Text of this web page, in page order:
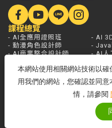
課程總覽
- AI全應用證照班
- 動漫角色設計師
- AI商業整合設計師
- AI影音創作設計師
- AI遊戲程式設計師
- AI Agent應用開發工程師
- AI
-
- AI人
- 雲端
- 資訊
本網站使用相關網站技術以
用我們的網站，您確認並同
情，請參閱